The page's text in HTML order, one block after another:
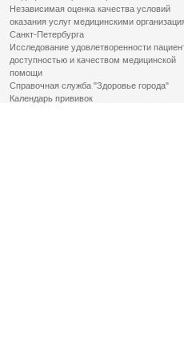
Независимая оценка качества условий
оказания услуг медицинскими
Санкт-Петербурга
Исследование удовлетворенности
доступностью и качеством медицинской
помощи
Справочная служба "Здоровье города"
Календарь прививок